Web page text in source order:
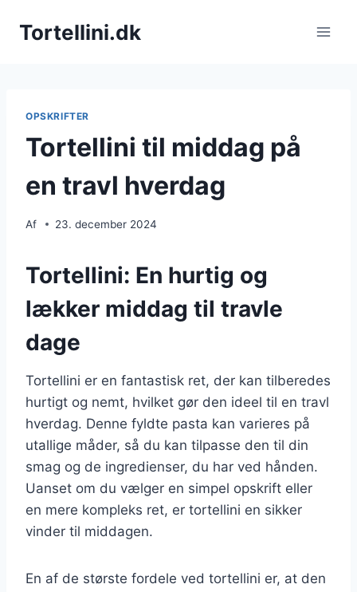
Tortellini.dk
OPSKRIFTER
Tortellini til middag på
en travl hverdag
Af 23. december 2024
Tortellini: En hurtig og
lækker middag til travle
dage
Tortellini er en fantastisk ret, der kan tilberedes
hurtigt og nemt, hvilket gør den ideel til en travl
hverdag. Denne fyldte pasta kan varieres på
utallige måder, så du kan tilpasse den til din
smag og de ingredienser, du har ved hånden.
Uanset om du vælger en simpel opskrift eller
en mere kompleks ret, er tortellini en sikker
vinder til middagen.
En af de største fordele ved tortellini er, at den